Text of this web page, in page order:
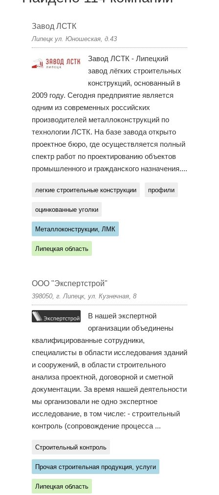
Завод ЛСТК
Липецк ул. Юношеская, д.43
Завод ЛСТК - Липецкий
завод лёгких строительных
конструкций, основанный в
2009 году. Сегодня предприятие является
одним из современных российских
производителей металлоконструкций по
технологии ЛСТК. На базе завода открыто
проектное бюро, где осуществляется полный
спектр работ по проектированию объектов
промышленного и гражданского назначения....
легкие строительные конструкции профили
оцинкованные уголки
Металлоконструкции, ЛМК
Липецкая область
ООО "Экспертстрой"
398050, г. Липецк, ул. Кузнечная, 8
В нашей экспертной
организации объединены
квалифицированные сотрудники,
специалисты в области исследования зданий
и сооружений, в области строительного
анализа проектной, договорной и сметной
документации. За время нашей деятельности
мы организовали не одно экспертное
исследование, в том числе: - строительный
контроль (сопровождение процесса ...
Строительный контроль
Прочая строительная продукция, услуги
Липецкая область